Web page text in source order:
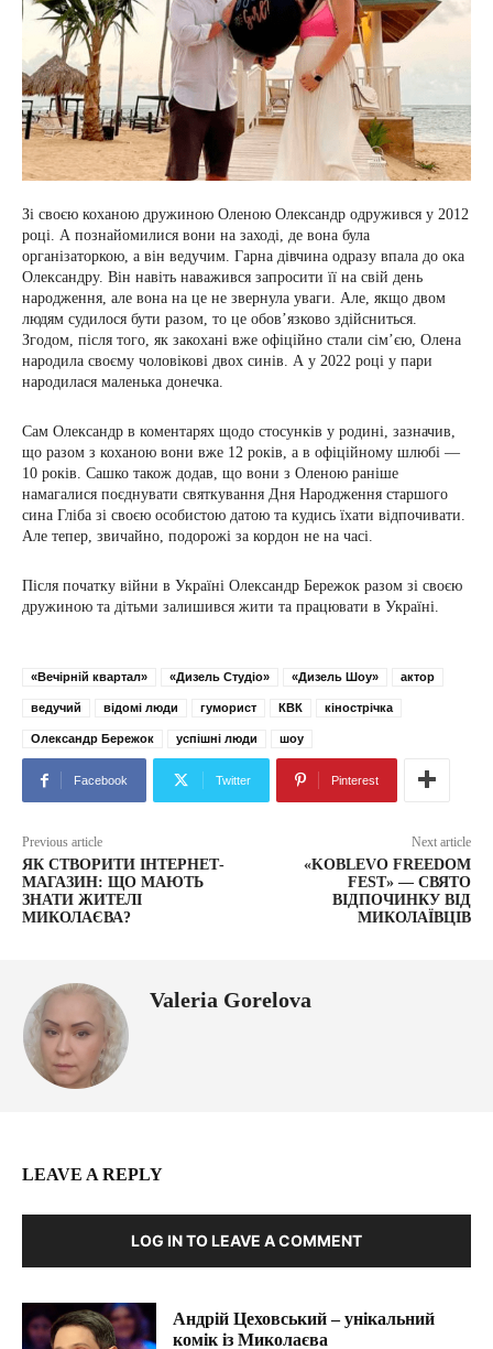
Зі своєю коханою дружиною Оленою Олександр одружився у 2012
році. А познайомилися вони на заході, де вона була
організаторкою, а він ведучим. Гарна дівчина одразу впала до ока
Олександру. Він навіть наважився запросити її на свій день
народження, але вона на це не звернула уваги. Але, якщо двом
людям судилося бути разом, то це обов’язково здійсниться.
Згодом, після того, як закохані вже офіційно стали сім’єю, Олена
народила своєму чоловікові двох синів. А у 2022 році у пари
народилася маленька донечка.
Сам Олександр в коментарях щодо стосунків у родині, зазначив,
що разом з коханою вони вже 12 років, а в офіційному шлюбі —
10 років. Сашко також додав, що вони з Оленою раніше
намагалися поєднувати святкування Дня Народження старшого
сина Гліба зі своєю особистою датою та кудись їхати відпочивати.
Але тепер, звичайно, подорожі за кордон не на часі.
Після початку війни в Україні Олександр Бережок разом зі своєю
дружиною та дітьми залишився жити та працювати в Україні.
«Вечірній квартал» «Дизель Студіо» «Дизель Шоу» актор
ведучий відомі люди гуморист КВК кінострічка
Олександр Бережок успішні люди шоу
Facebook Twitter Pinterest
Previous article
ЯК СТВОРИТИ ІНТЕРНЕТ-
МАГАЗИН: ЩО МАЮТЬ
ЗНАТИ ЖИТЕЛІ
МИКОЛАЄВА?
Next article
«KOBLEVO FREEDOM
FEST» — СВЯТО
ВІДПОЧИНКУ ВІД
МИКОЛАЇВЦІВ
Valeria Gorelova
LEAVE A REPLY
LOG IN TO LEAVE A COMMENT
Андрій Цеховський – унікальний
комік із Миколаєва